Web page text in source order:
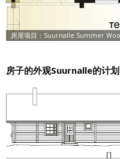
房子的外观Suurnalle的计划